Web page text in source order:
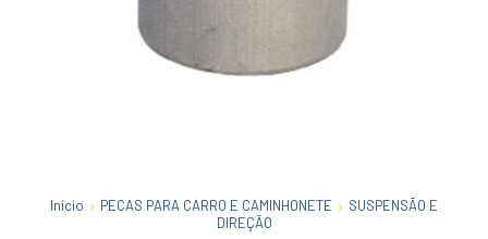
Início PECAS PARA CARRO E CAMINHONETE
SUSPENSÃO E
DIREÇÃO